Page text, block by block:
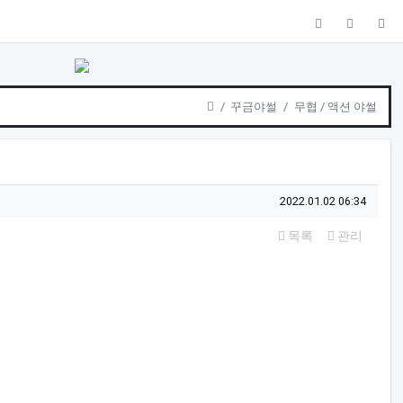
검색 전체창더
Home꾸금야썰 무협 / 액션 야썰
작성일
2022.01.02 06:34
목록 관리